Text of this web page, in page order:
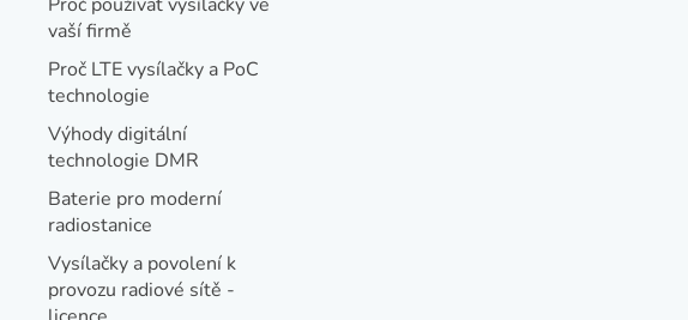
p
i
s
u
vaší firmě
Proč LTE vysílačky a PoC
technologie
Výhody digitální
technologie DMR
Baterie pro moderní
radiostanice
Vysílačky a povolení k
provozu radiové sítě -